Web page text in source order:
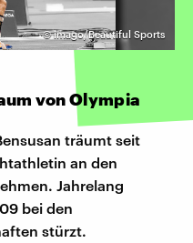
©imago/Beautiful Sports
von Olympia
träumt seit
an den
Jahrelang
bei den
stürzt.